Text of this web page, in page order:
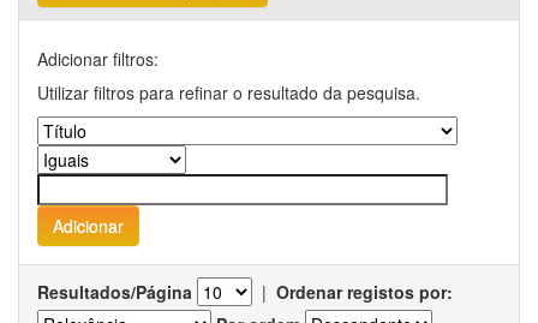
Adicionar filtros:
Utilizar filtros para refinar o resultado da pesquisa.
Resultados/Página | Ordenar registos por: